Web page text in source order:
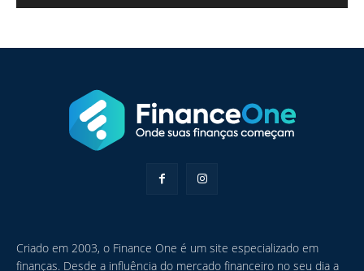
Criado em 2003, o Finance One é um site especializado em
finanças. Desde a influência do mercado financeiro no seu dia a